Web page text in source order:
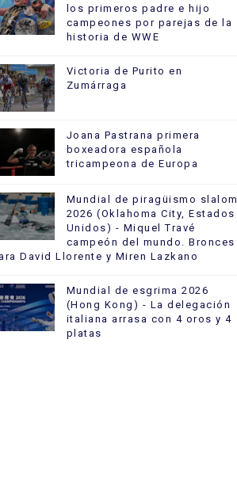
los primeros padre e hijo
campeones por parejas de la
historia de WWE
Victoria de Purito en
Zumárraga
Joana Pastrana primera
boxeadora española
tricampeona de Europa
Mundial de piragüismo slalom
2026 (Oklahoma City, Estados
Unidos) - Miquel Travé
campeón del mundo. Bronces
David Llorente y Miren Lazkano
Mundial de esgrima 2026
(Hong Kong) - La delegación
italiana arrasa con 4 oros y 4
platas